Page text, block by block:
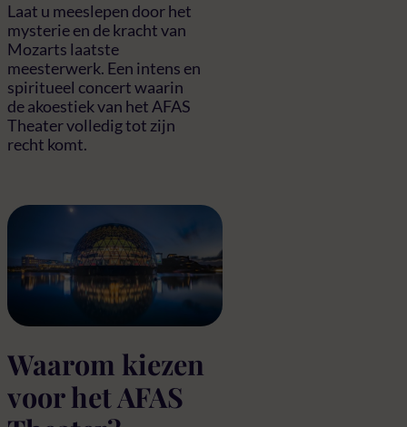
Laat u meeslepen door het
mysterie en de kracht van
Mozarts laatste
meesterwerk. Een intens en
spiritueel concert waarin
de akoestiek van het AFAS
Theater volledig tot zijn
recht komt.
Waarom kiezen
voor het AFAS